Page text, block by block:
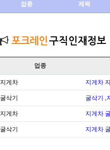
업종 제목
포크레인 구직인재정보
업종
지게차 지게차
굴삭기 굴삭기 ,
지게차 지게차
굴삭기 지게차